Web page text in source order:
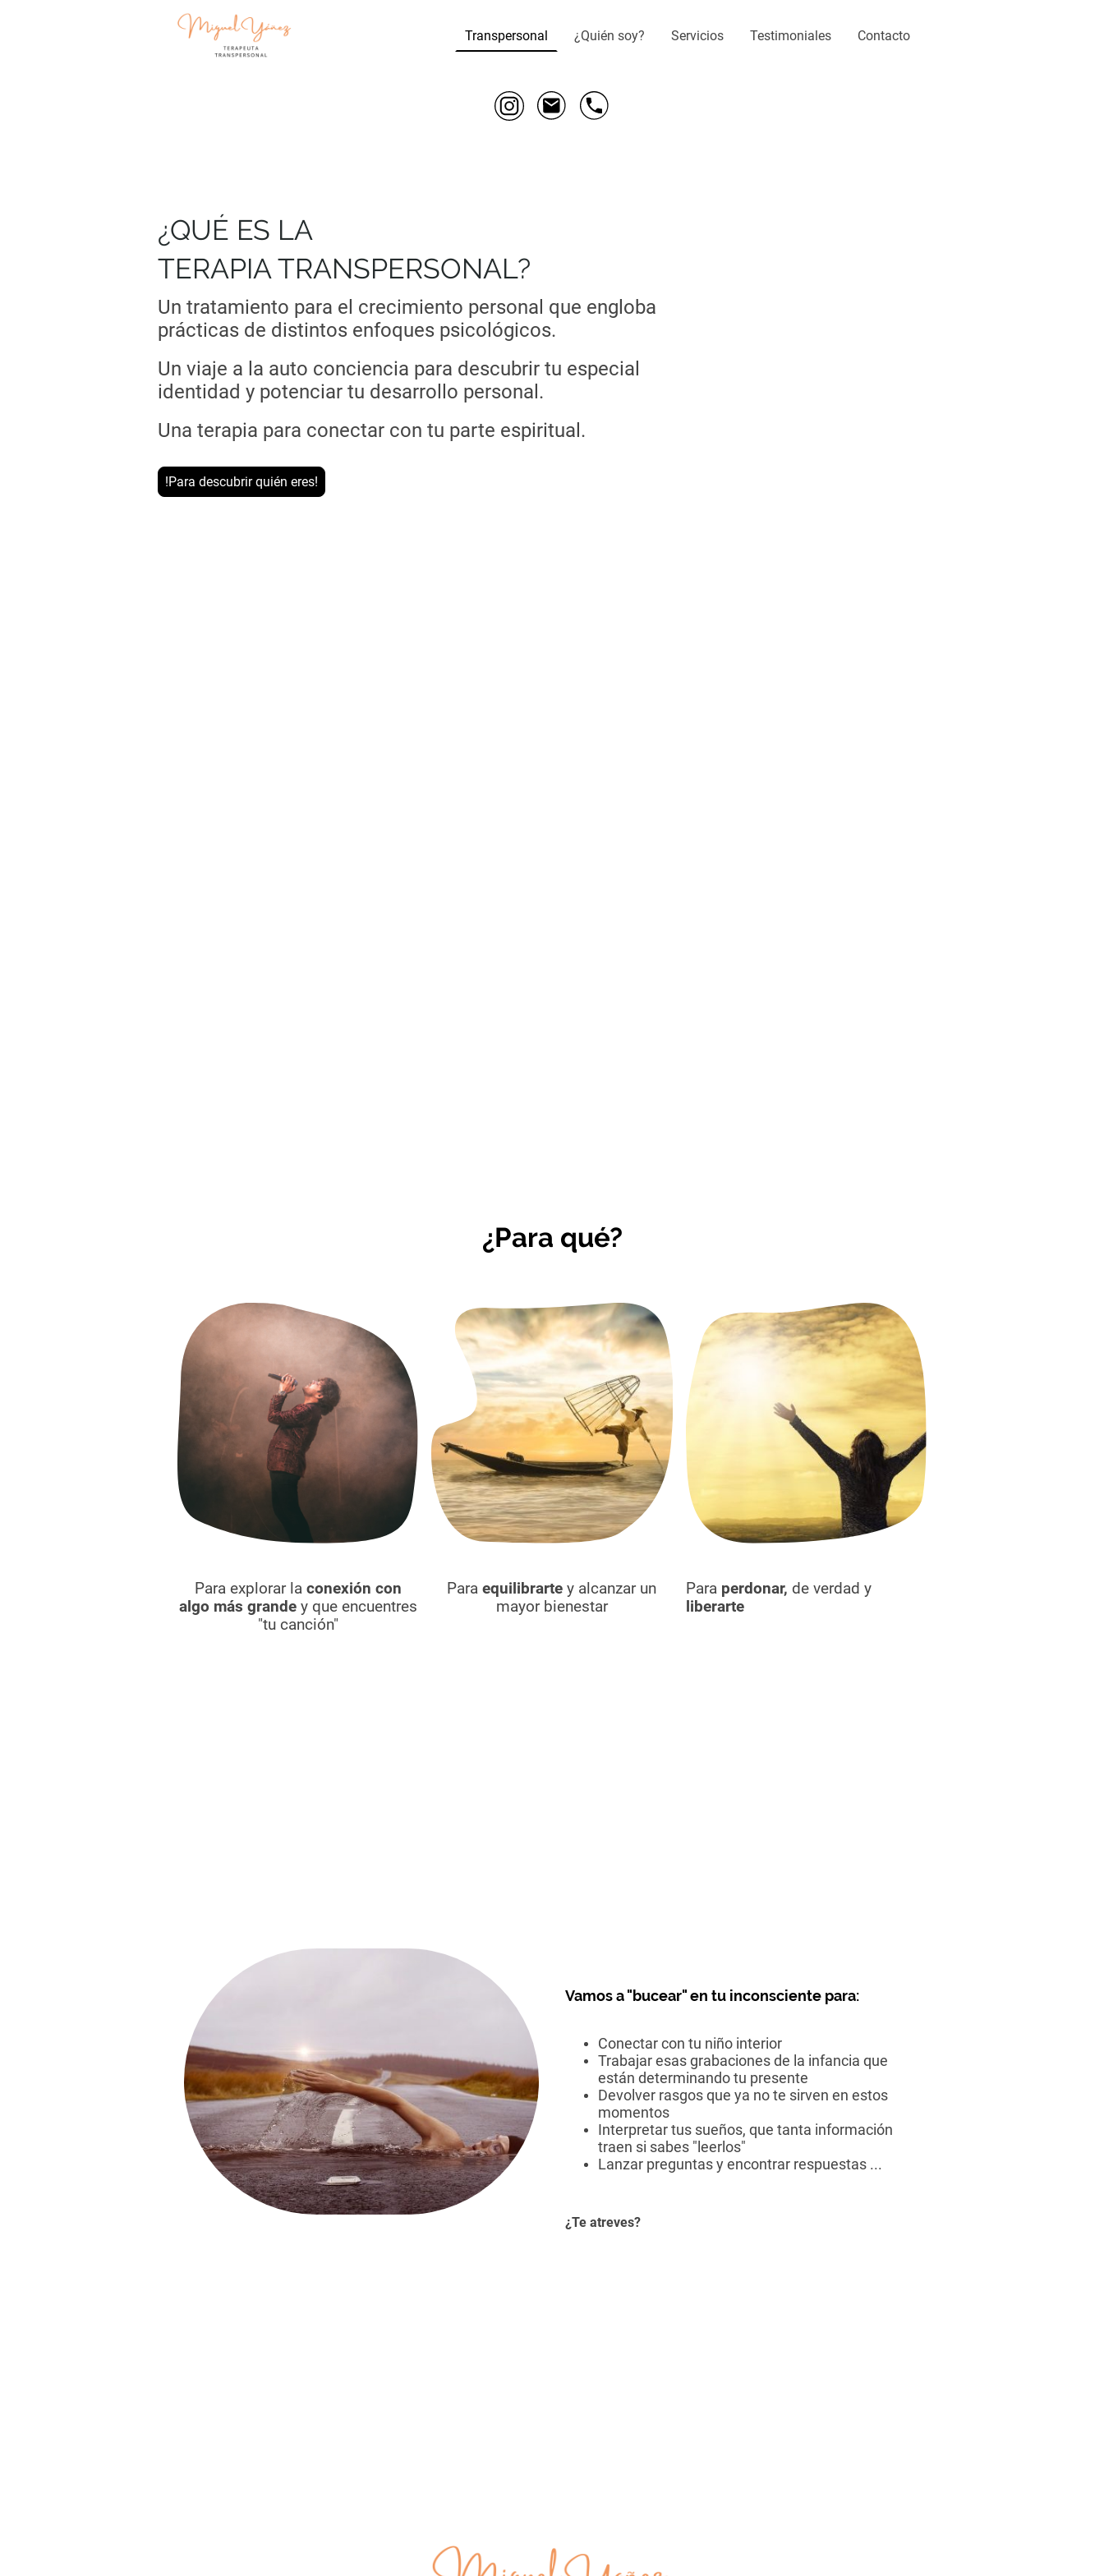
Transpersonal ¿Quién soy? Servicios Testimoniales Contacto
¿QUÉ ES LA
TERAPIA TRANSPERSONAL?
Un tratamiento para el crecimiento personal que engloba
prácticas de distintos enfoques psicológicos.
Un viaje a la auto conciencia para descubrir tu especial
identidad y potenciar tu desarrollo personal.
Una terapia para conectar con tu parte espiritual.
!Para descubrir quién eres!
¿Para qué?
Para explorar la conexión con
algo más grandey que encuentres
"tu canción"
Paraequilibrartey alcanzar un
mayor bienestar
Para perdonar, de verdad y
liberarte
Vamos a "bucear" en tu inconsciente para:
Conectar con tu niño interior
Trabajar esas grabaciones de la infancia que
están determinando tu presente
Devolver rasgos que ya no te sirven en estos
momentos
Interpretar tus sueños, que tanta información
traen si sabes "leerlos"
Lanzar preguntas y encontrar respuestas ...
¿Te atreves?